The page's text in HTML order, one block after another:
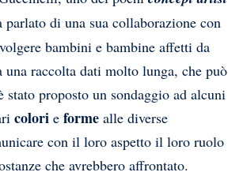
parlato di una sua collaborazione con
bambini e bambine affetti da
raccolta dati molto lunga, che può
stato proposto un sondaggio ad alcuni
colori e forme alle diverse
con il loro aspetto il loro ruolo
che avrebbero affrontato.